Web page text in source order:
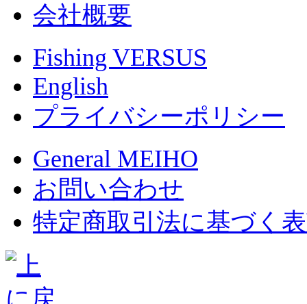
会社概要
Fishing VERSUS
English
プライバシーポリシー
General MEIHO
お問い合わせ
特定商取引法に基づく